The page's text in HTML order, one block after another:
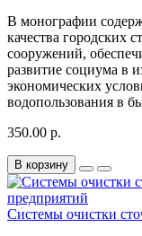
В монографии
качества городских
сооружений,
развитие социума в
экономических
водопользования в
350.00 р.
В корзину
Системы очистки